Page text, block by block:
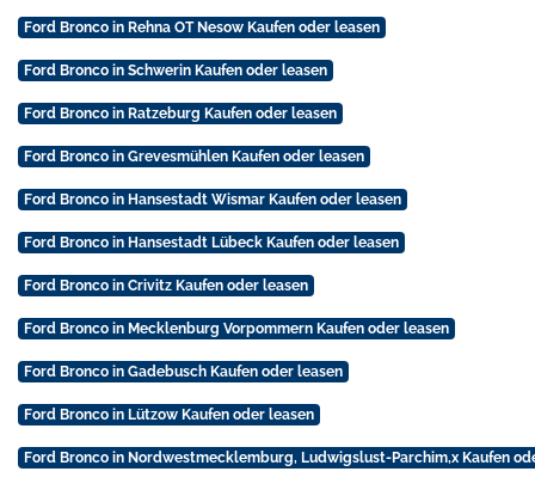
Ford Bronco in Rehna OT Nesow Kaufen oder leasen
Ford Bronco in Schwerin Kaufen oder leasen
Ford Bronco in Ratzeburg Kaufen oder leasen
Ford Bronco in Grevesmühlen Kaufen oder leasen
Ford Bronco in Hansestadt Wismar Kaufen oder leasen
Ford Bronco in Hansestadt Lübeck Kaufen oder leasen
Ford Bronco in Crivitz Kaufen oder leasen
Ford Bronco in Mecklenburg Vorpommern Kaufen oder leasen
Ford Bronco in Gadebusch Kaufen oder leasen
Ford Bronco in Lützow Kaufen oder leasen
Ford Bronco in Nordwestmecklemburg, Ludwigslust-Parchim,x Kaufen